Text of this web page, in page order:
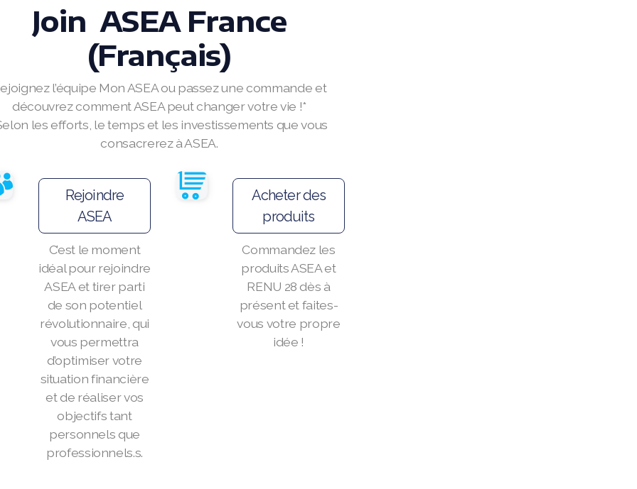
Join ASEA France
(Français)
l’équipe Mon ASEA ou passez une commande et
découvrez comment ASEA peut changer votre vie !*
les efforts, le temps et les investissements que vous
consacrerez à ASEA.
Rejoindre
ASEA
C’est le moment
idéal pour rejoindre
ASEA et tirer parti
de son potentiel
révolutionnaire, qui
vous permettra
d’optimiser votre
situation financière
et de réaliser vos
objectifs tant
personnels que
professionnels.s.
Acheter des
produits
Commandez les
produits ASEA et
RENU 28 dès à
présent et faites-
vous votre propre
idée !